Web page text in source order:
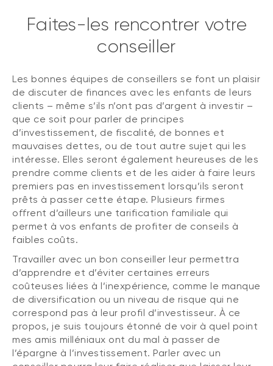
Faites-les rencontrer votre
conseiller
Les bonnes équipes de conseillers se font un plaisir
de discuter de finances avec les enfants de leurs
clients – même s’ils n’ont pas d’argent à investir –
que ce soit pour parler de principes
d’investissement, de fiscalité, de bonnes et
mauvaises dettes, ou de tout autre sujet qui les
intéresse. Elles seront également heureuses de les
prendre comme clients et de les aider à faire leurs
premiers pas en investissement lorsqu’ils seront
prêts à passer cette étape. Plusieurs firmes
offrent d’ailleurs une tarification familiale qui
permet à vos enfants de profiter de conseils à
faibles coûts.
Travailler avec un bon conseiller leur permettra
d’apprendre et d’éviter certaines erreurs
coûteuses liées à l’inexpérience, comme le manque
de diversification ou un niveau de risque qui ne
correspond pas à leur profil d’investisseur. À ce
propos, je suis toujours étonné de voir à quel point
mes amis milléniaux ont du mal à passer de
l’épargne à l’investissement. Parler avec un